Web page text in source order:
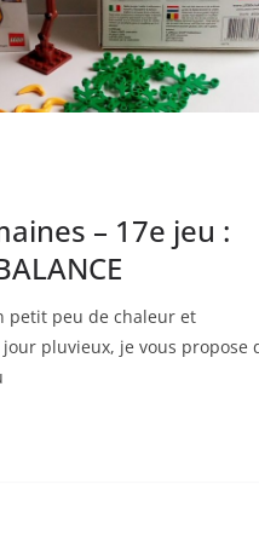
– 17e jeu :
petit peu de chaleur et
jour pluvieux, je vous propose